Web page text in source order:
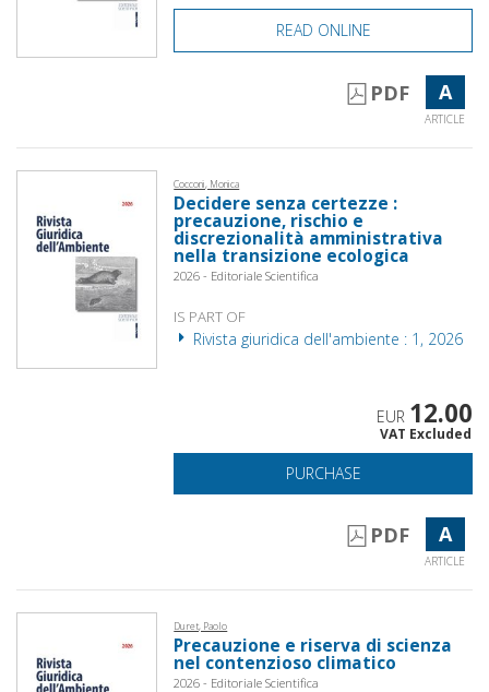
READ ONLINE
PDF A
ARTICLE
Cocconi, Monica
Decidere senza certezze :
precauzione, rischio e
discrezionalità amministrativa
nella transizione ecologica
2026 - Editoriale Scientifica
IS PART OF
Rivista giuridica dell'ambiente : 1, 2026
EUR 12.00
VAT Excluded
PURCHASE
PDF A
ARTICLE
Duret, Paolo
Precauzione e riserva di scienza
nel contenzioso climatico
2026 - Editoriale Scientifica